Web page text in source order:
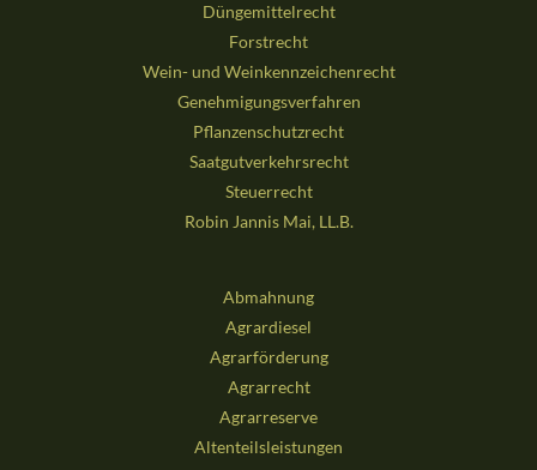
Düngemittelrecht
Forstrecht
Wein- und Weinkennzeichenrecht
Genehmigungsverfahren
Pflanzenschutzrecht
Saatgutverkehrsrecht
Steuerrecht
Robin Jannis Mai, LL.B.
Abmahnung
Agrardiesel
Agrarförderung
Agrarrecht
Agrarreserve
Altenteilsleistungen